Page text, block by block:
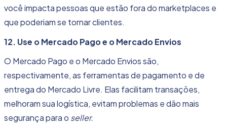
você impacta pessoas que estão fora do marketplaces e
que poderiam se tornar clientes.
12. Use o Mercado Pago e o Mercado Envios
O Mercado Pago e o Mercado Envios são,
respectivamente, as ferramentas de pagamento e de
entrega do Mercado Livre. Elas facilitam transações,
melhoram sua logística, evitam problemas e dão mais
segurança para o seller.